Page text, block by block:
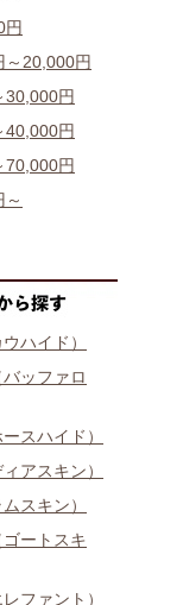
円
～20,000円
30,000円
40,000円
70,000円
ハイド）
ッファロ
スハイド）
アスキン）
スキン）
ートスキ
ファント）